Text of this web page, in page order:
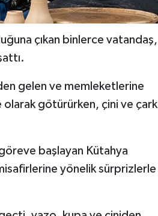
çıkan binlerce vatandaş,
gelen ve memleketlerine
olarak götürürken, çini ve çark
başlayan Kütahya
yönelik sürprizlerle